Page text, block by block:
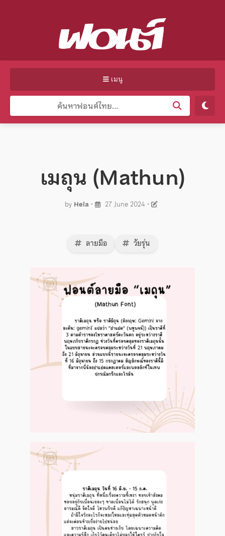
เมนู
เมถุน (Mathun)
by Hela • 27 June 2024 •
ลายมือ วัยรุ่น